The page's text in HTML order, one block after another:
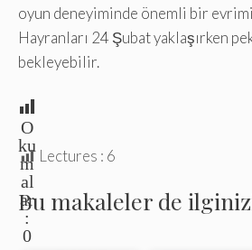
oyun deneyiminde önemli bir
Hayranları 24 Şubat yaklaşırken
bekleyebilir.
O
ku
m
al
ar
:
0
Lectures : 6
Bu makaleler de